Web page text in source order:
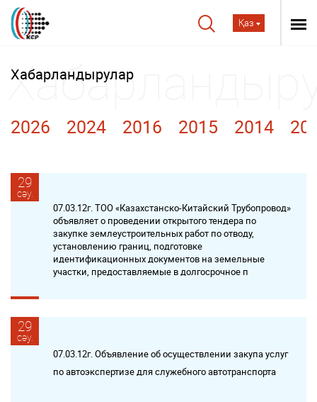
Қаз
Хабарландырулар
2026 2024 2016 2015 2014
29
сәу.
07.03.12г. ТОО «Казахстанско-Китайский Трубопровод»
объявляет о проведении открытого тендера по
закупке землеустроительных работ по отводу,
установлению границ, подготовке
идентификационных документов на земельные
участки, предоставляемые в долгосрочное п
29
сәу.
07.03.12г. Объявление об осуществлении закупа услуг
по автоэкспертизе для служебного автотранспорта